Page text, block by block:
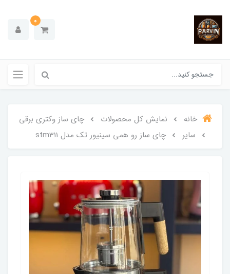
0
خانه نمایش کل محصولات
چای ساز وکتری برقی
سایر
چای ساز رو همی سینیور تک مدل stm311